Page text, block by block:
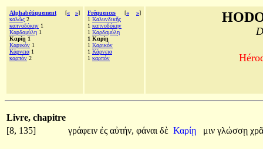
Alphabétiquement [« »]
καλῶς 2
καπνοδόκην 1
Καρδαμύλῃ 1
Καρίῃ 1
Καρικόν 1
Κάρνεια 1
καρπὸν 2
Fréquences [« »]
1 Καλυνδικῆς
1 καπνοδόκην
1 Καρδαμύλῃ
1 Καρίῃ
1 Καρικόν
1 Κάρνεια
1 καρπόν
Livre, chapitre
[8, 135]
γράφειν ἐς αὐτήν, φάναι δὲ Καρίῃ μιν γλώσσῃ